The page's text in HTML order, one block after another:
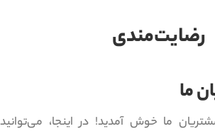
رضایت‌مندی
ما
ما خوش آمدید! در اینجا، می‌توانید